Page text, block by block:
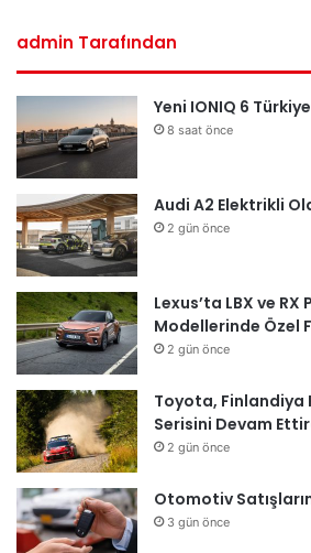
admin Tarafından
Yeni IONIQ 6
8 saat önce
Audi A2 Elektrikli
2 gün önce
Lexus’ta LBX ve
Modellerinde Özel
2 gün önce
Toyota, Finlandiya
Serisini Devam
2 gün önce
Otomotiv
3 gün önce